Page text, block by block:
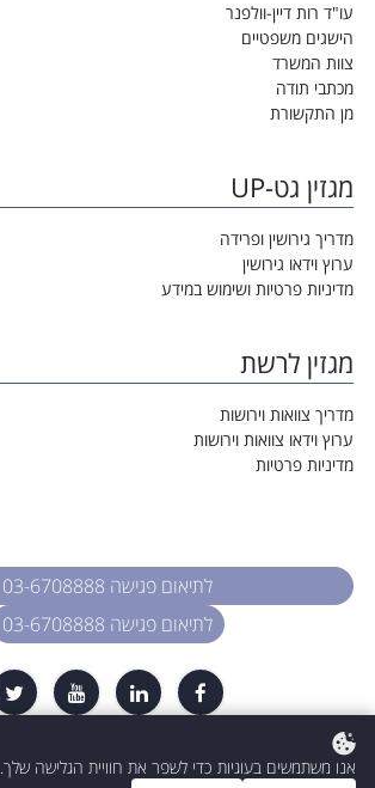
עו"ד רות דיין-וולפנר
הישגים משפטיים
צוות המשרד
מכתבי תודה
מן התקשורת
מגזין גט-UP
מדריך גירושין ופרידה
ערוץ וידאו גירושין
מדיניות פרטיות ושימוש במידע
מגזין לרשת
מדריך צוואות וירושות
ערוץ וידאו צוואות וירושות
מדיניות פרטיות
לתיאום פגישה 03-6708888
לתיאום פגישה 03-6708888
אנו משתמשים בעוגיות כדי לשפר את חוויית הגלישה שלך.